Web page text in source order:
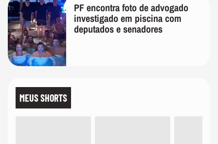
PF encontra foto de advogado
investigado em piscina com
deputados e senadores
MEUS SHORTS